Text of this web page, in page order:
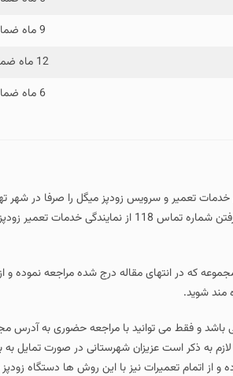
9 ماه ضمانت خدمات
12 ماه ضمانت خدمات
6 ماه ضمانت خدمات
خدمات تعمیر و سرویس زودپز میگل را صرفا در شهر
کشورمان ارائه خدمات ندارد . عزیزان شهرستانی می توانند با
مجموعه که در انتهای مقاله درج شده مراجعه
مند شوید.
و فقط می توانید با مراجعه حضوری به آدرس
به ذکر است عزیزان شهرستانی در صورت تمایل
از اتمام تعمیرات نیز با این روش ها دستگاه زودپز